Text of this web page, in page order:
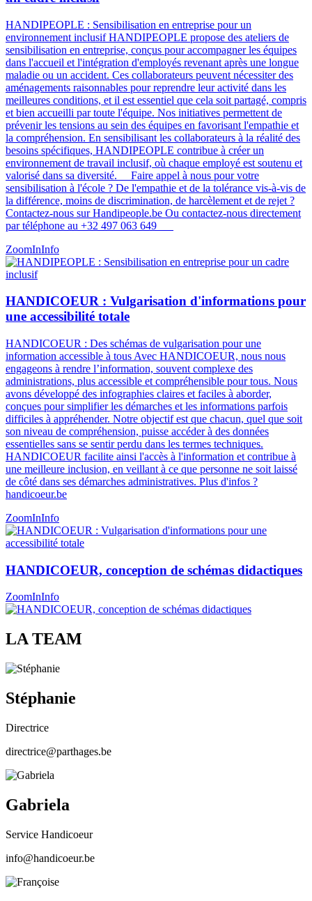
HANDIPEOPLE : Sensibilisation en entreprise pour un
environnement inclusif HANDIPEOPLE propose des ateliers de
sensibilisation en entreprise, conçus pour accompagner les équipes
dans l'accueil et l'intégration d'employés revenant après une longue
maladie ou un accident. Ces collaborateurs peuvent nécessiter des
aménagements raisonnables pour reprendre leur activité dans les
meilleures conditions, et il est essentiel que cela soit partagé, compris
et bien accueilli par toute l'équipe. Nos initiatives permettent de
prévenir les tensions au sein des équipes en favorisant l'empathie et
la compréhension. En sensibilisant les collaborateurs à la réalité des
besoins spécifiques, HANDIPEOPLE contribue à créer un
environnement de travail inclusif, où chaque employé est soutenu et
valorisé dans sa diversité​​. Faire appel à nous pour votre
sensibilisation à l'école ? De l'empathie et de la tolérance vis-à-vis de
la différence, moins de discrimination, de harcèlement et de rejet ?
Contactez-nous sur Handipeople.be Ou contactez-nous directement
par téléphone au +32 497 063 649
ZoomInInfo
HANDICOEUR : Vulgarisation d'informations pour
une accessibilité totale
HANDICOEUR : Des schémas de vulgarisation pour une
information accessible à tous Avec HANDICOEUR, nous nous
engageons à rendre l’information, souvent complexe des
administrations, plus accessible et compréhensible pour tous. Nous
avons développé des infographies claires et faciles à aborder,
conçues pour simplifier les démarches et les informations parfois
difficiles à appréhender. Notre objectif est que chacun, quel que soit
son niveau de compréhension, puisse accéder à des données
essentielles sans se sentir perdu dans les termes techniques.
HANDICOEUR facilite ainsi l'accès à l'information et contribue à
une meilleure inclusion, en veillant à ce que personne ne soit laissé
de côté dans ses démarches administratives​​. Plus d'infos ?
handicoeur.be
ZoomInInfo
HANDICOEUR, conception de schémas didactiques
ZoomInInfo
LA TEAM
Stéphanie
Directrice
directrice@parthages.be
Gabriela
Service Handicoeur
info@handicoeur.be